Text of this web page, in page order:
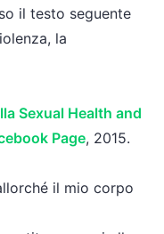
il testo seguente
la
Sexual Health and
Page, 2015.
il mio corpo